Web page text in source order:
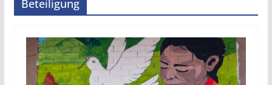
Beteiligung